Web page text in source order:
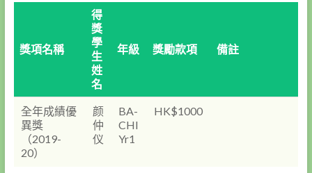
獎項名稱
得
獎
學
生
姓
名
年級 獎勵款項 備註
全年成績優
異獎
（2019-
20）
颜
仲
仪
BA-
CHI
Yr1
HK$1000